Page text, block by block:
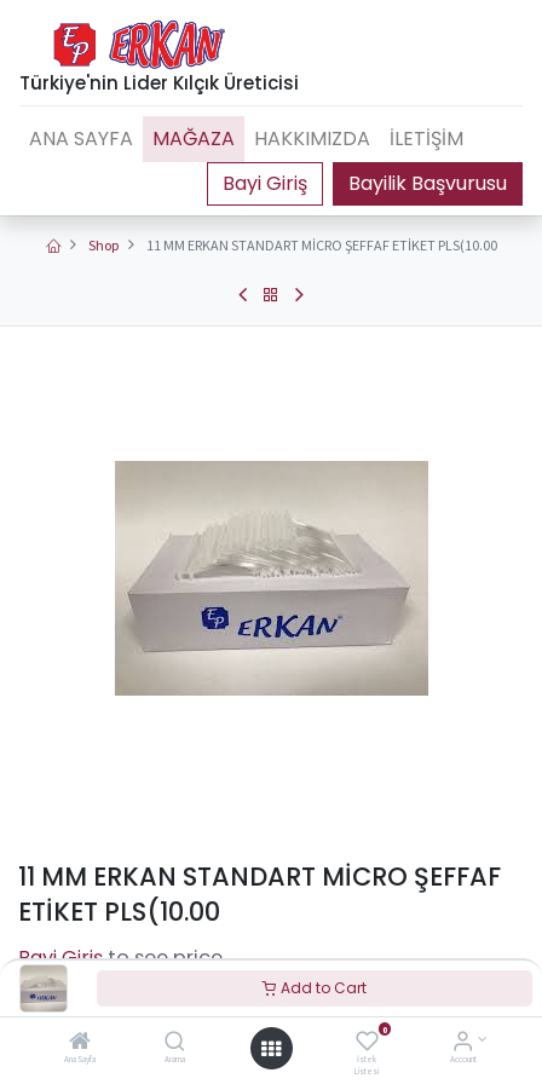
Add to Cart
Ana Sayfa Arama
0
İstek
Listesi
Account
Türkiye'nin Lider Kılçık Üreticisi
Bayilik Başvurusu
ANA SAYFA MAĞAZA HAKKIMIZDA İLETİŞİM
Shop 11 MM ERKAN STANDART MİCRO ŞEFFAF ETİKET PLS(10.00
11 MM ERKAN STANDART MİCRO ŞEFFAF
ETİKET PLS(10.00
to see price
Terms and Conditions